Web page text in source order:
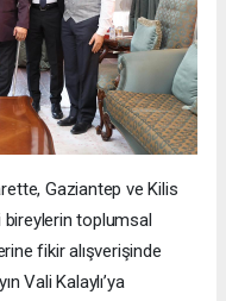
Gaziantep ve Kilis
bireylerin toplumsal
fikir alışverişinde
Vali Kalaylı’ya